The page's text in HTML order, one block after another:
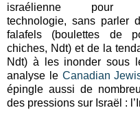
israélienne pour
technologie, sans parler
falafels (boulettes de
chiches, Ndt) et de la
Ndt) à les inonder sous
analyse le Canadian
épingle aussi de
des pressions sur Israël :